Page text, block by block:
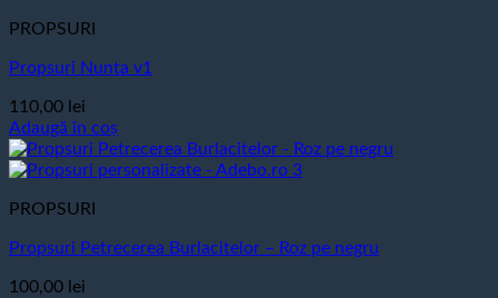
PROPSURI
Propsuri Nunta v1
110,00 lei
Adaugă în coș
PROPSURI
Propsuri Petrecerea Burlacitelor – Roz pe negru
100,00 lei